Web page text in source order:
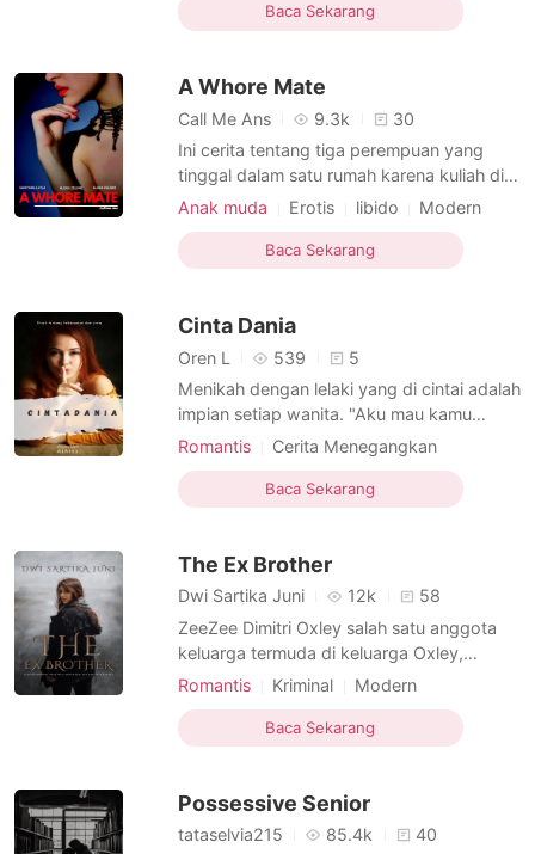
Tidak mungkin tidak! Semua tamu
undangan melongo menyaksikan dua
tanpa henti mempertanyakan apa yang
Arogan
Baca Sekarang
A Whore Mate
Call Me Ans 9.3k
30
Ini cerita tentang tiga perempuan yang
tinggal dalam satu rumah karena kuliah di
kampus yang sama. Mereka adalah Layla,
dua orang yang datang dari desa yang
sama sedangkan Zeline berasal dari kota
(Universitas Pembanguna
Anak muda Erotis libido
Modern
Fantasi
Mata duitan
Pekerjaan paruh waktu
Cabul
Baca Sekarang
Cinta Dania
Oren L 539
5
Menikah dengan lelaki yang di cintai adalah
impian setiap wanita. "Aku mau kamu
menikah dengan Suamiku!" ucap Bella.
meminta agar dia menikah dengan
suaminya. Dapatkah Dania menerima
Romantis
Cerita Menegangkan
Abad Pertengahan
Benci tapi Cinta
Cinta pada pandangan pertama
Baca Sekarang
The Ex Brother
Dwi Sartika Juni 12k
58
ZeeZee Dimitri Oxley salah satu anggota
keluarga termuda di keluarga Oxley,
cenderung menyukai pemberontakan pada
menyenangkan. Hidupnya berubah ketika
si Kakak tertua—Rhys—menjadikannya
dikendalikan. Walau awalnya dipenuhi ol
Romantis Kriminal
Modern
Benci tapi Cinta
Mafia Arogan
Baca Sekarang
Possessive Senior
tataselvia215 85.4k
40